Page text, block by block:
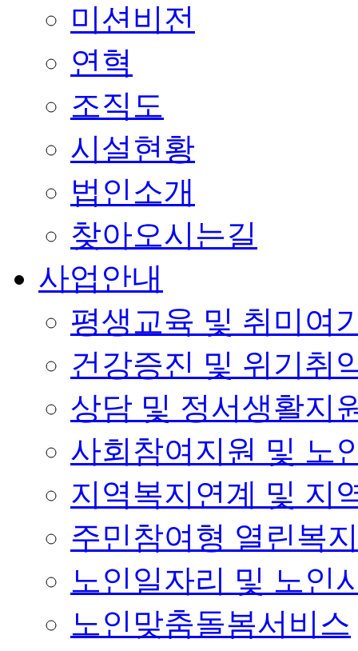
미션비전
연혁
조직도
시설현황
법인소개
찾아오시는길
사업안내
평생교육 및 취미여
건강증진 및 위기취
상담 및 정서생활지
사회참여지원 및 노
지역복지연계 및 지
주민참여형 열린복
노인일자리 및 노인
노인맞춤돌봄서비스